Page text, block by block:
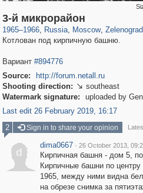
3-й микрорайон
1965–1966, Russia
1,406,840
, Moscow
319,864 8,286
, Zelenograd
Котлован под кирпичную башню.
Вариант #894776
Source:
http://forum.netall.ru
Shooting direction:  southeast
Watermark signature:
uploaded by
Last edit 26 February 2019, 16:17
2
Sign in to share your opinion
d
dima0667 · 26 October 2013,
Кирпичная башня - дом 5,
Кирпичные башни по
1965, между ними видна
на обрезе снимка за